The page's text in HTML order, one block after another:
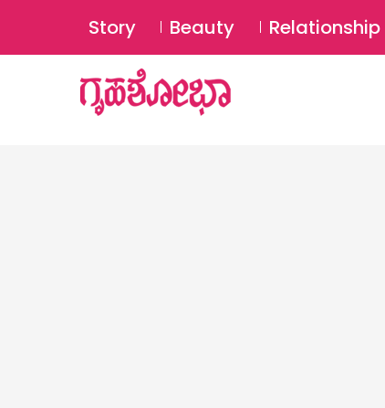
Story Beauty Relationship